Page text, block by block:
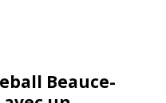
Beauce-